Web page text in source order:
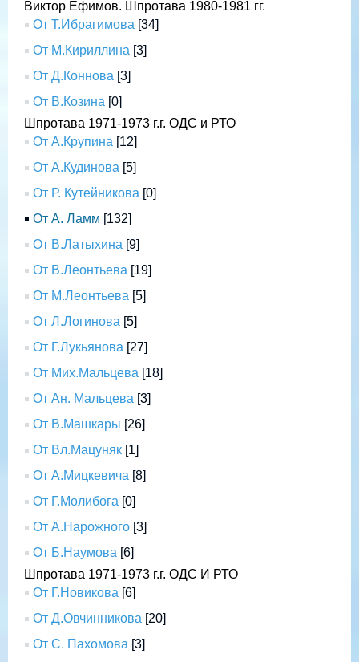
Виктор Ефимов. Шпротава 1980-1981 гг.
От Т.Ибрагимова [34]
От М.Кириллина [3]
От Д.Коннова [3]
От В.Козина [0]
Шпротава 1971-1973 г.г. ОДС и РТО
От А.Крупина [12]
От А.Кудинова [5]
От Р. Кутейникова [0]
От А. Ламм [132]
От В.Латыхина [9]
От В.Леонтьева [19]
От М.Леонтьева [5]
От Л.Логинова [5]
От Г.Лукьянова [27]
От Мих.Мальцева [18]
От Ан. Мальцева [3]
От В.Машкары [26]
От Вл.Мацуняк [1]
От А.Мицкевича [8]
От Г.Молибога [0]
От А.Нарожного [3]
От Б.Наумова [6]
Шпротава 1971-1973 г.г. ОДС И РТО
От Г.Новикова [6]
От Д.Овчинникова [20]
От С. Пахомова [3]